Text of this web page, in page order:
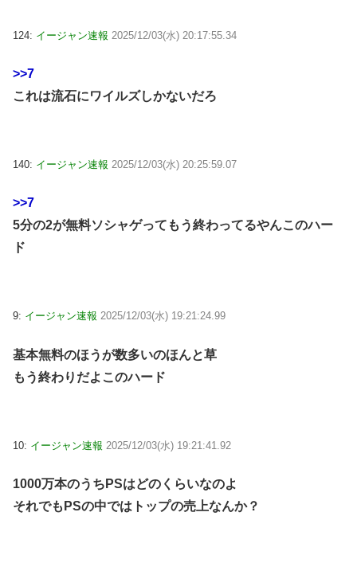
124: イージャン速報 2025/12/03(水) 20:17:55.34
>>7
これは流石にワイルズしかないだろ
140: イージャン速報 2025/12/03(水) 20:25:59.07
>>7
5分の2が無料ソシャゲってもう終わってるやんこのハー
ド
9: イージャン速報 2025/12/03(水) 19:21:24.99
基本無料のほうが数多いのほんと草
もう終わりだよこのハード
10: イージャン速報 2025/12/03(水) 19:21:41.92
1000万本のうちPSはどのくらいなのよ
それでもPSの中ではトップの売上なんか？